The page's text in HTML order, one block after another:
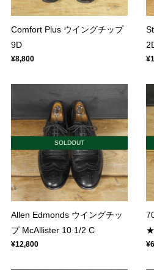
Comfort Plus ウイングチップ
9D
¥8,800
SOLDOUT
Allen Edmonds ウイングチッ
プ McAllister 10 1/2 C
¥12,800
★